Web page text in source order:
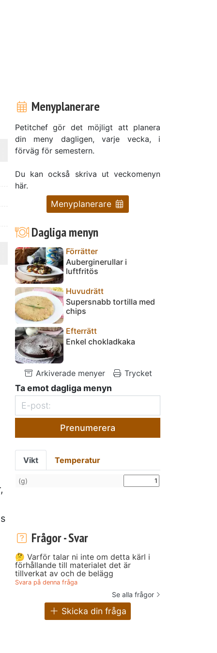
Menyplanerare
Petitchef gör det möjligt att planera
din meny dagligen, varje vecka, i
förväg för semestern.
Du kan också skriva ut veckomenyn
här.
Menyplanerare
Dagliga menyn
Förrätter
Auberginerullar i
luftfritös
Huvudrätt
Supersnabb tortilla med
chips
Efterrätt
Enkel chokladkaka
Arkiverade menyer Trycket
Ta emot dagliga menyn
Prenumerera
Vikt Temperatur
(g)
Frågor - Svar
🤔 Varför talar ni inte om detta kärl i
förhållande till materialet det är
tillverkat av och de belägg
Svara på denna fråga
Se alla frågor
Skicka din fråga